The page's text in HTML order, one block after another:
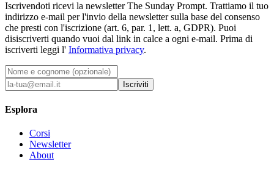
Iscrivendoti ricevi la newsletter The Sunday Prompt. Trattiamo il tuo
indirizzo e-mail per l'invio della newsletter sulla base del consenso
che presti con l'iscrizione (art. 6, par. 1, lett. a, GDPR). Puoi
disiscriverti quando vuoi dal link in calce a ogni e-mail. Prima di
iscriverti leggi l' Informativa privacy.
Iscriviti
Esplora
Corsi
Newsletter
About